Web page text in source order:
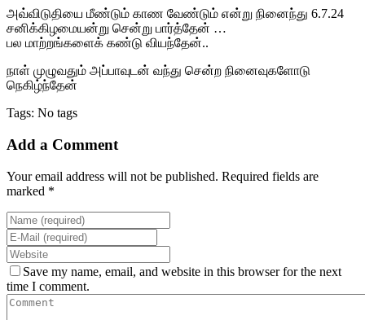
அவ்விடுதியை மீண்டும் காண வேண்டும் என்று நினைந்து 6.7.24
சனிக்கிழமையன்று சென்று பார்த்தேன் …
பல மாற்றங்களைக் கண்டு வியந்தேன்..
நாள் முழுவதும் அப்பாவுடன் வந்து சென்ற நினைவுகளோடு
நெகிழ்ந்தேன்
Tags: No tags
Add a Comment
Your email address will not be published. Required fields are
marked *
Save my name, email, and website in this browser for the next
time I comment.